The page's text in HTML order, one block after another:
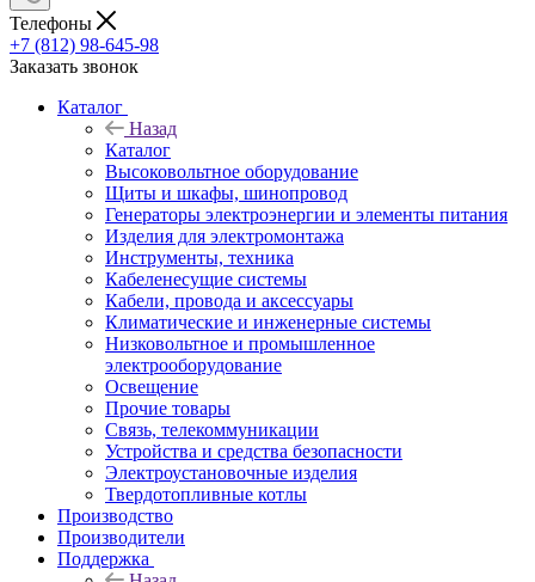
Телефоны
+7 (812) 98-645-98
Заказать звонок
Каталог
Назад
Каталог
Высоковольтное оборудование
Щиты и шкафы, шинопровод
Генераторы электроэнергии и элементы питания
Изделия для электромонтажа
Инструменты, техника
Кабеленесущие системы
Кабели, провода и аксессуары
Климатические и инженерные системы
Низковольтное и промышленное
электрооборудование
Освещение
Прочие товары
Связь, телекоммуникации
Устройства и средства безопасности
Электроустановочные изделия
Твердотопливные котлы
Производство
Производители
Поддержка